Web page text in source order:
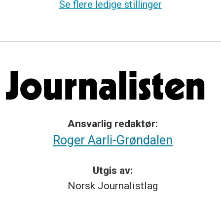
Se flere ledige stillinger
Ansvarlig redaktør:
Roger Aarli-Grøndalen
Utgis av:
Norsk Journalistlag